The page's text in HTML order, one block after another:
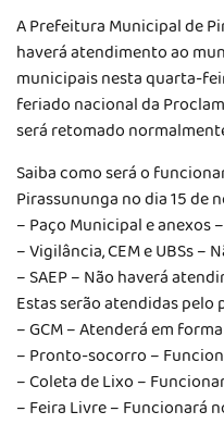
A Prefeitura Municipal de
haverá atendimento ao
municipais nesta quarta-
feriado nacional da
será retomado
Saiba como será o
Pirassununga no dia 15 de
– Paço Municipal e anexos
– Vigilância, CEM e UBSs –
– SAEP – Não haverá
Estas serão atendidas pelo
– GCM – Atenderá em
– Pronto-socorro –
– Coleta de Lixo –
– Feira Livre – Funcionará